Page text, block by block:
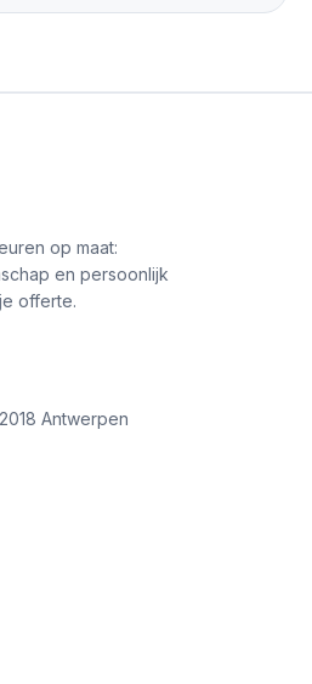
op maat:
en persoonlijk
offerte.
Antwerpen